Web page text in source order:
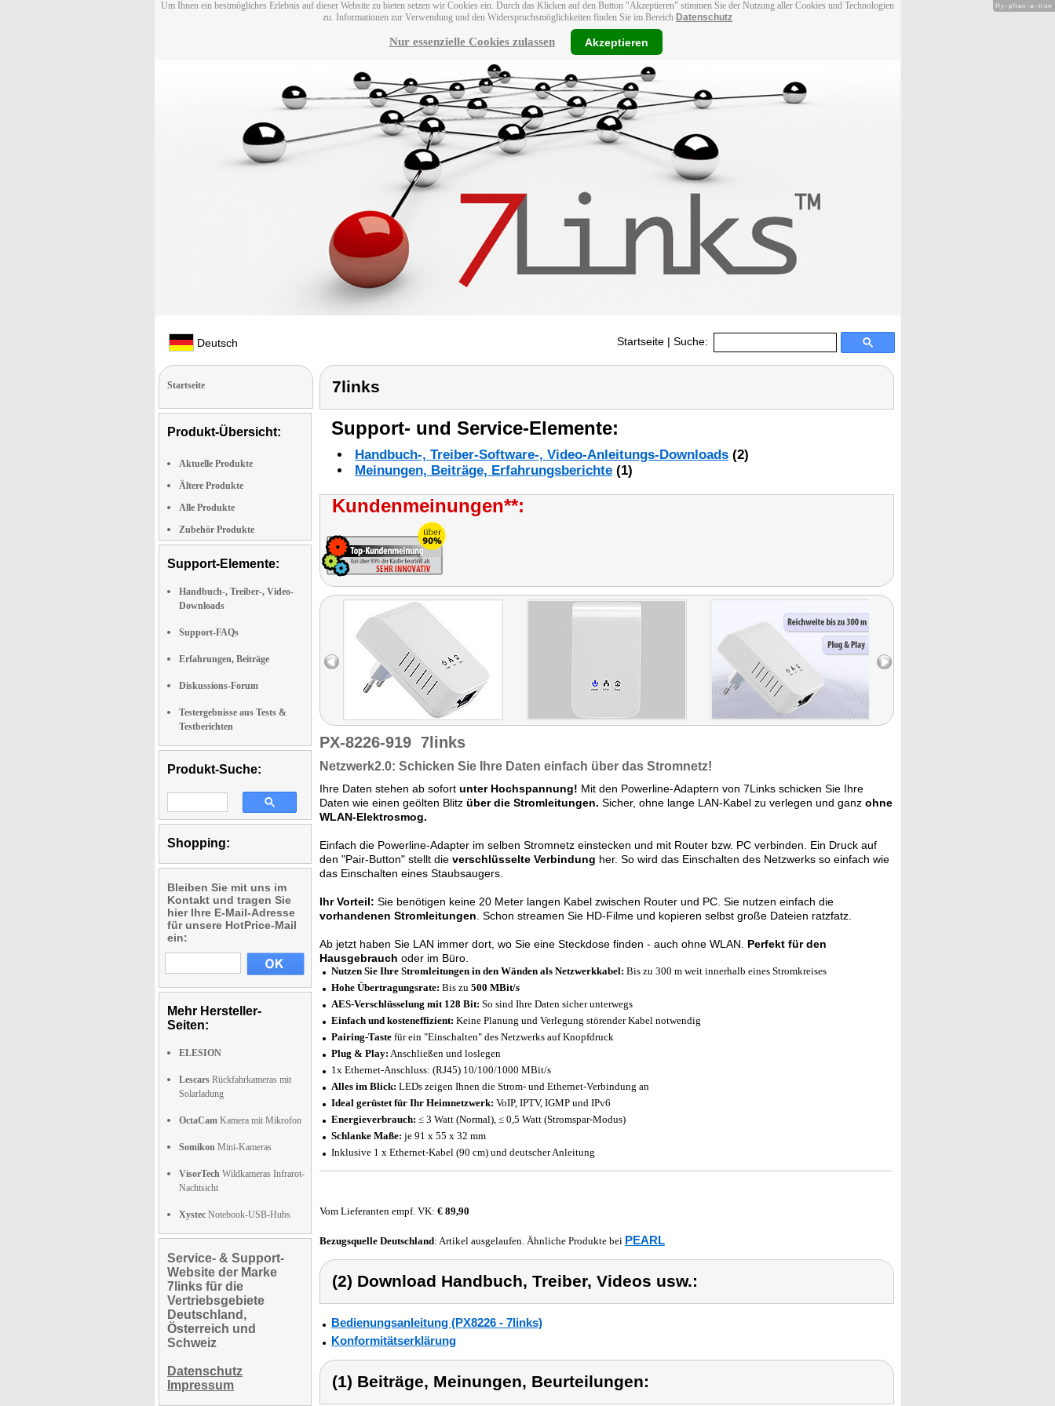
Um Ihnen ein bestmögliches Erlebnis auf dieser Website zu bieten setzen wir Cookies ein. Durch das Klicken auf den Button "Akzeptieren" stimmen Sie der Nutzung aller Cookies und Technologien
zu. Informationen zur Verwendung und den Widerspruchsmöglichkeiten finden Sie im Bereich Datenschutz
Nur essenzielle Cookies zulassen Akzeptieren
Deutsch Startseite | Suche:
Startseite
Produkt-Übersicht:
Aktuelle Produkte
Ältere Produkte
Alle Produkte
Zubehör Produkte
Support-Elemente:
Handbuch-, Treiber-, Video-
Downloads
Support-FAQs
Erfahrungen, Beiträge
Diskussions-Forum
Testergebnisse aus Tests &
Testberichten
Produkt-Suche:
Shopping:
Bleiben Sie mit uns im
Kontakt und tragen Sie
hier Ihre E-Mail-Adresse
für unsere HotPrice-Mail
ein:
Mehr Hersteller-
Seiten:
ELESION
Lescars Rückfahrkameras mit
Solarladung
OctaCam Kamera mit Mikrofon
Somikon Mini-Kameras
VisorTech Wildkameras Infrarot-
Nachtsicht
Xystec Notebook-USB-Hubs
Service- & Support-
Website der Marke
7links für die
Vertriebsgebiete
Deutschland,
Österreich und
Schweiz
Datenschutz
Impressum
7links
Support- und Service-Elemente:
Handbuch-, Treiber-Software-, Video-Anleitungs-Downloads (2)
Meinungen, Beiträge, Erfahrungsberichte (1)
Kundenmeinungen**:
PX-8226-919 7links
Netzwerk2.0: Schicken Sie Ihre Daten einfach über das Stromnetz!
Ihre Daten stehen ab sofort unter Hochspannung! Mit den Powerline-Adaptern von 7Links schicken Sie Ihre
Daten wie einen geölten Blitz über die Stromleitungen. Sicher, ohne lange LAN-Kabel zu verlegen und ganz ohne
WLAN-Elektrosmog.
Einfach die Powerline-Adapter im selben Stromnetz einstecken und mit Router bzw. PC verbinden. Ein Druck auf
den "Pair-Button" stellt die verschlüsselte Verbindung her. So wird das Einschalten des Netzwerks so einfach wie
das Einschalten eines Staubsaugers.
Ihr Vorteil: Sie benötigen keine 20 Meter langen Kabel zwischen Router und PC. Sie nutzen einfach die
vorhandenen Stromleitungen . Schon streamen Sie HD-Filme und kopieren selbst große Dateien ratzfatz.
Ab jetzt haben Sie LAN immer dort, wo Sie eine Steckdose finden - auch ohne WLAN. Perfekt für den
Hausgebrauch oder im Büro.
Nutzen Sie Ihre Stromleitungen in den Wänden als Netzwerkkabel: Bis zu 300 m weit innerhalb eines Stromkreises
Hohe Übertragungsrate: Bis zu 500 MBit/s
AES-Verschlüsselung mit 128 Bit: So sind Ihre Daten sicher unterwegs
Einfach und kosteneffizient: Keine Planung und Verlegung störender Kabel notwendig
Pairing-Taste für ein "Einschalten" des Netzwerks auf Knopfdruck
Plug & Play: Anschließen und loslegen
1x Ethernet-Anschluss: (RJ45) 10/100/1000 MBit/s
Alles im Blick: LEDs zeigen Ihnen die Strom- und Ethernet-Verbindung an
Ideal gerüstet für Ihr Heimnetzwerk: VoIP, IPTV, IGMP und IPv6
Energieverbrauch: ≤ 3 Watt (Normal), ≤ 0,5 Watt (Stromspar-Modus)
Schlanke Maße: je 91 x 55 x 32 mm
Inklusive 1 x Ethernet-Kabel (90 cm) und deutscher Anleitung
Vom Lieferanten empf. VK: € 89,90
Bezugsquelle Deutschland: Artikel ausgelaufen. Ähnliche Produkte bei PEARL
(2) Download Handbuch, Treiber, Videos usw.:
Bedienungsanleitung (PX8226 - 7links)
Konformitätserklärung
(1) Beiträge, Meinungen, Beurteilungen:
Hy-phen-a-tion